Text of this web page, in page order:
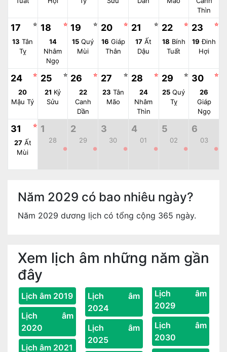
Thìn
17 ☆
13 Tân
Tỵ
18 ☆
14
Nhâm
Ngọ
19 ☆
15 Quý
Mùi
20 ☆
16 Giáp
Thân
21 ☆
17 Ất
Dậu
22 ☆
18 Bính
Tuất
23 ☆
19 Đinh
Hợi
24 ☆
20
Mậu Tý
25 ☆
21 Kỷ
Sửu
26 ☆
22
Canh
Dần
27 ☆
23 Tân
Mão
28 ☆
24
Nhâm
Thìn
29 ☆
25 Quý
Tỵ
30 ☆
26
Giáp
Ngọ
31 ☆
27Ất
Mùi
1
28
●
2
29
●
3
30
●
4
01
●
5
02
●
6
03
●
Năm 2029 có bao nhiêu ngày?
Năm 2029 dương lịch có tổng cộng 365 ngày.
Xem lịch âm những năm gần
đây
Lịch âm 2019
Lịch âm
2020
Lịch âm 2021
Lịch âm
2024
Lịch âm
2025
Lịch âm
2029
Lịch âm
2030